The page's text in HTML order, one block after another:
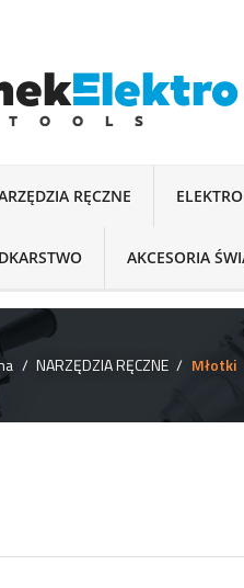
RĘCZNE
AKCESORIA
NARZĘDZIA RĘCZNE Młotki